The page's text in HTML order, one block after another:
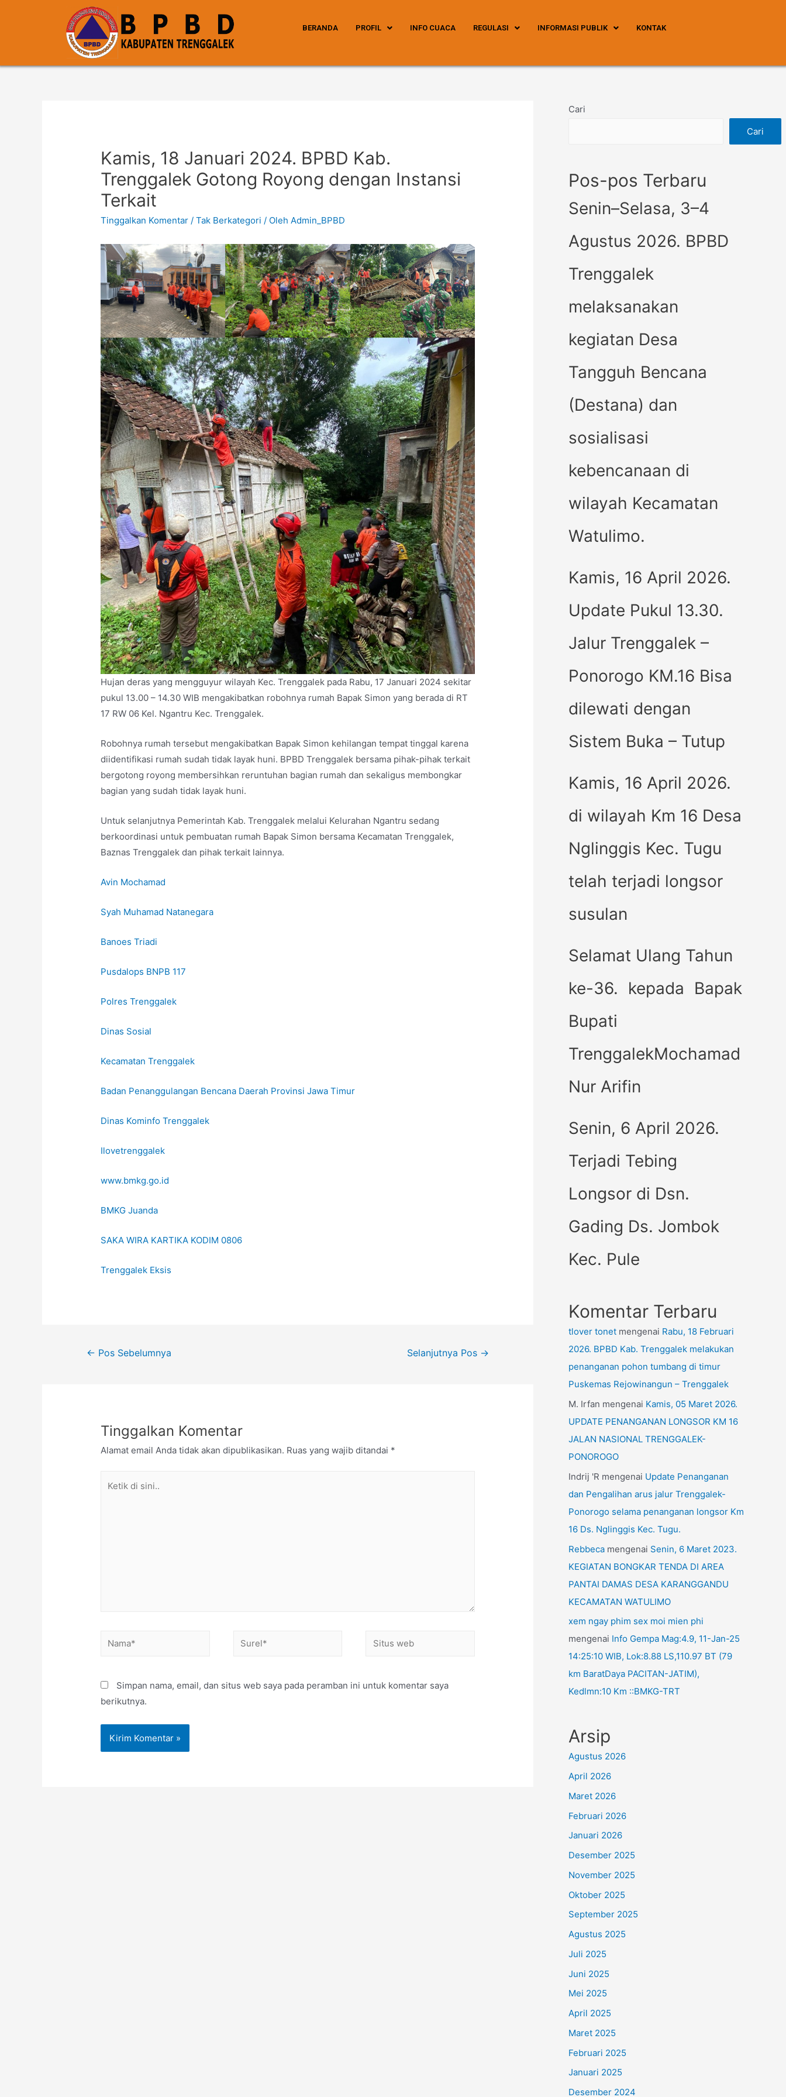
BERANDA PROFIL INFO CUACA REGULASI INFORMASI PUBLIK KONTAK
Kamis, 18 Januari 2024. BPBD Kab.
Trenggalek Gotong Royong dengan Instansi
Terkait
Tinggalkan Komentar /Tak Berkategori / OlehAdmin_BPBD
Hujan deras yang mengguyur wilayah Kec. Trenggalek pada Rabu, 17 Januari 2024 sekitar
pukul 13.00 – 14.30 WIB mengakibatkan robohnya rumah Bapak Simon yang berada di RT
17 RW 06 Kel. Ngantru Kec. Trenggalek.
Robohnya rumah tersebut mengakibatkan Bapak Simon kehilangan tempat tinggal karena
diidentifikasi rumah sudah tidak layak huni. BPBD Trenggalek bersama pihak-pihak terkait
bergotong royong membersihkan reruntuhan bagian rumah dan sekaligus membongkar
bagian yang sudahtidak layak huni.
Untuk selanjutnya Pemerintah Kab. Trenggalek melalui Kelurahan Ngantru sedang
berkoordinasi untuk pembuatan rumah Bapak Simon bersama Kecamatan Trenggalek,
Baznas Trenggalek dan pihak terkait lainnya.
Avin Mochamad
Syah Muhamad Natanegara
Banoes Triadi
Pusdalops BNPB 117
Polres Trenggalek
Dinas Sosial
Kecamatan Trenggalek
Badan Penanggulangan Bencana Daerah Provinsi Jawa Timur
Dinas Kominfo Trenggalek
Ilovetrenggalek
www.bmkg.go.id
BMKG Juanda
SAKA WIRA KARTIKA KODIM 0806
Trenggalek Eksis
← Pos Sebelumnya Selanjutnya Pos →
Tinggalkan Komentar
Alamat email Anda tidak akan dipublikasikan. Ruas yang wajib ditandai *
Simpan nama, email, dan situs web saya pada peramban ini untuk komentar saya
berikutnya.
Cari
Cari
Pos-pos Terbaru
Senin–Selasa, 3–4
Agustus 2026. BPBD
Trenggalek
melaksanakan
kegiatan Desa
Tangguh Bencana
(Destana) dan
sosialisasi
kebencanaan di
wilayah Kecamatan
Watulimo.
Kamis, 16 April 2026.
Update Pukul 13.30.
Jalur Trenggalek –
Ponorogo KM.16 Bisa
dilewati dengan
Sistem Buka – Tutup
Kamis, 16 April 2026.
di wilayah Km 16 Desa
Nglinggis Kec. Tugu
telah terjadi longsor
susulan
Selamat Ulang Tahun
ke-36. kepada Bapak
Bupati
TrenggalekMochamad
Nur Arifin
Senin, 6 April 2026.
Terjadi Tebing
Longsor di Dsn.
Gading Ds. Jombok
Kec. Pule
Komentar Terbaru
tlover tonet mengenai Rabu, 18 Februari
2026. BPBD Kab. Trenggalek melakukan
penanganan pohon tumbang di timur
Puskemas Rejowinangun – Trenggalek
M. Irfan mengenai Kamis, 05 Maret 2026.
UPDATE PENANGANAN LONGSOR KM 16
JALAN NASIONAL TRENGGALEK-
PONOROGO
Indrij 'R mengenai Update Penanganan
dan Pengalihan arus jalur Trenggalek-
Ponorogo selama penanganan longsor Km
16 Ds. Nglinggis Kec. Tugu.
Rebbeca mengenai Senin, 6 Maret 2023.
KEGIATAN BONGKAR TENDA DI AREA
PANTAI DAMAS DESA KARANGGANDU
KECAMATAN WATULIMO
xem ngay phim sex moi mien phi
mengenai Info Gempa Mag:4.9, 11-Jan-25
14:25:10 WIB, Lok:8.88 LS,110.97 BT (79
km BaratDaya PACITAN-JATIM),
Kedlmn:10 Km ::BMKG-TRT
Arsip
Agustus 2026
April 2026
Maret 2026
Februari 2026
Januari 2026
Desember 2025
November 2025
Oktober 2025
September 2025
Agustus 2025
Juli 2025
Juni 2025
Mei 2025
April 2025
Maret 2025
Februari 2025
Januari 2025
Desember 2024